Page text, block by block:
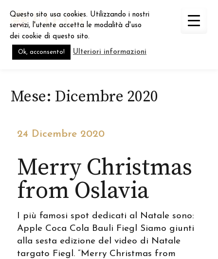
content
Mese: Dicembre 2020
24 Dicembre 2020
Merry Christmas
from Oslavia
I più famosi spot dedicati al Natale sono:
Apple Coca Cola Bauli Fiegl Siamo giunti
alla sesta edizione del video di Natale
targato Fiegl. “Merry Christmas from
Questo sito usa cookies. Utilizzando i nostri
servizi, l'utente accetta le modalità d'uso
dei cookie di questo sito.
Ok, acconsento! Ulteriori informazioni